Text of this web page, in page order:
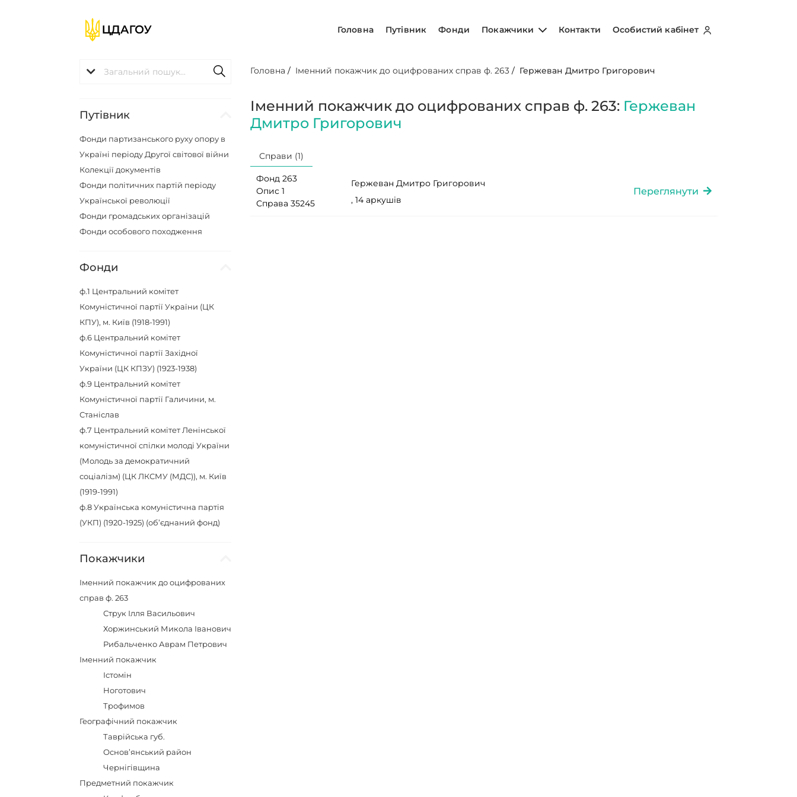
Головна Путівник Фонди Покажчики Контакти Особистий кабінет
Путівник
Фонди партизанського руху опору в
Україні періоду Другої світової війни
Колекції документів
Фонди політичних партій періоду
Української революції
Фонди громадських організацій
Фонди особового походження
Фонди
ф.1 Центральний комітет
Комуністичної партії України (ЦК
КПУ), м. Київ (1918-1991)
ф.6 Центральний комітет
Комуністичної партії Західної
України (ЦК КПЗУ) (1923-1938)
ф.9 Центральний комітет
Комуністичної партії Галичини, м.
Станіслав
ф.7 Центральний комітет Ленінської
комуністичної спілки молоді України
(Молодь за демократичний
соціалізм) (ЦК ЛКСМУ (МДС)), м. Київ
(1919-1991)
ф.8Українська комуністична партія
(УКП) (1920-1925) (об’єднаний фонд)
Покажчики
Іменний покажчик до оцифрованих
справ ф. 263
Струк Ілля Васильович
Хоржинський Микола Іванович
Рибальченко Аврам Петрович
Іменний покажчик
Істомін
Ноготович
Трофимов
Географічний покажчик
Таврійська губ.
Основ’янський район
Чернігівщина
Предметний покажчик
Головна / Іменний покажчик до оцифрованих справ ф. 263 / Гержеван Дмитро Григорович
Іменний покажчик до оцифрованих справ ф. 263: Гержеван
Дмитро Григорович
Справи (1)
Фонд 263
Опис 1
Справа 35245
Гержеван Дмитро Григорович
, 14 аркушів
Переглянути